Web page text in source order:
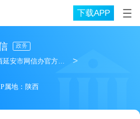
下载APP
政务
安市网信办官方澎湃号 >
属地： 陕西